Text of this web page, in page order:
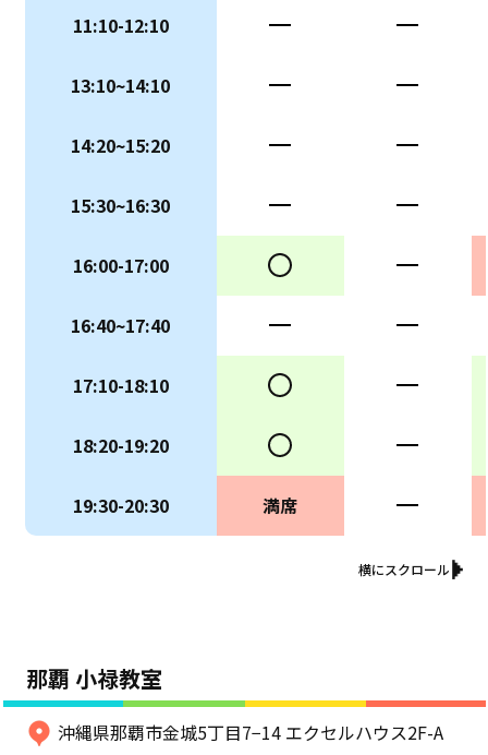
11:10-12:10 ー ー
13:10~14:10 ー ー
14:20~15:20 ー ー
15:30~16:30 ー ー
16:00-17:00 ○ ー
16:40~17:40 ー ー
17:10-18:10 ○ ー
18:20-19:20 ○ ー
19:30-20:30 満席 ー
横にスクロール
那覇 小禄教室
沖縄県那覇市金城5丁目7−14 エクセルハウス2F-A